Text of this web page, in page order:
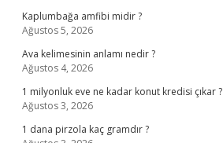
Kaplumbağa amfibi midir ?
Ağustos 5, 2026
Ava kelimesinin anlamı nedir ?
Ağustos 4, 2026
1 milyonluk eve ne kadar konut kredisi çıkar ?
Ağustos 3, 2026
1 dana pirzola kaç gramdır ?